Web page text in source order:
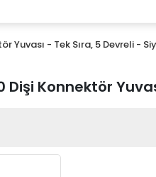
Yuvası - Tek Sıra, 5 Devreli -
Dişi Konnektör